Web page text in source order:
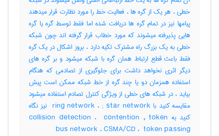
خطی ، هر یک از گره ها ، فعالیت خط را مورد نظارت قرار میدهند
پیامها نیز در تمام گره ها دریافت شده اما فقط توسط گره یا گره
هایی پذیرفته میشوند که مورد خطاب قرار گرفته اند چون شبکه
خطی به یک بزرگ راه مشترک تکیه دارد ، بروز اشکال در یک گره
فقط باعث قطع ارتباط همان گره با شبکه میشود و بر گره های
دیگر اثری نخواهد داشت برای جلوگیری از تصادمی که هنگام
استفاده همزمان دو یا چند گره از خط شبکه ممکن است پیش
بیاید ، در شبکه های خطی از ویژگی کنترل تصادم استفاده میشود
مقایسه کنید با ‎ ring network ، ‎; star network نیز نگاه
کنید به ‎collision detection ، ‎ contention , token
bus network ، ‎CSMA/CD ، ‎ token passing